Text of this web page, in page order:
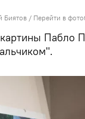
Биятов / Перейти в
Пабло